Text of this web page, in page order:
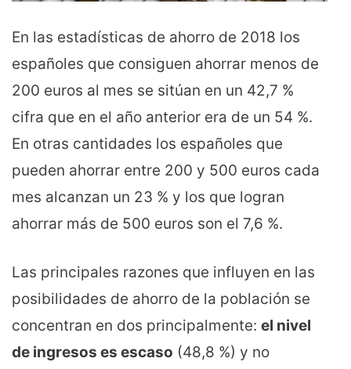
En las estadísticas de ahorro de 2018 los
españoles que consiguen ahorrar menos de
200 euros al mes se sitúan en un 42,7 %
cifra que en el año anterior era de un 54 %.
En otras cantidades los españoles que
pueden ahorrar entre 200 y 500 euros cada
mes alcanzan un 23 % y los que logran
ahorrar más de 500 euros son el 7,6 %.
Las principales razones que influyen en las
posibilidades de ahorro de la población se
concentran en dos principalmente: el nivel
de ingresos es escaso (48,8 %) y no